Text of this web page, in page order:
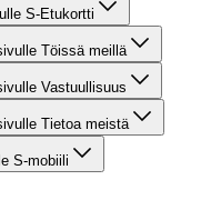
S-Etukortti
Töissä meillä
Vastuullisuus
Tietoa meistä
S-mobiili